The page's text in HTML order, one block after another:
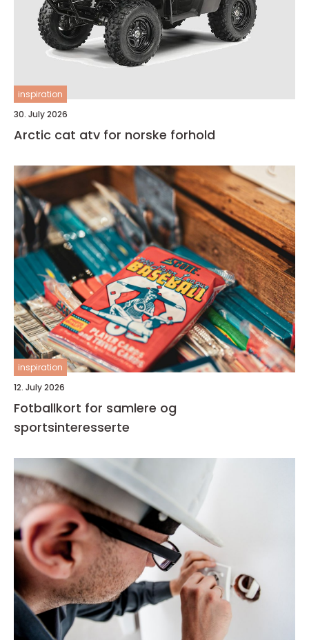
inspiration
30. July 2026
Arctic cat atv for norske forhold
inspiration
12. July 2026
Fotballkort for samlere og
sportsinteresserte